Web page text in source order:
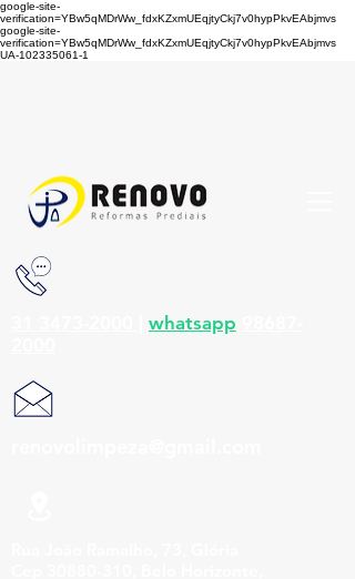
google-site-
verification=YBw5qMDrWw_fdxKZxmUEqjtyCkj7v0hypPkvEAbjmvs
google-site-
verification=YBw5qMDrWw_fdxKZxmUEqjtyCkj7v0hypPkvEAbjmvs
UA-102335061-1
whatsapp